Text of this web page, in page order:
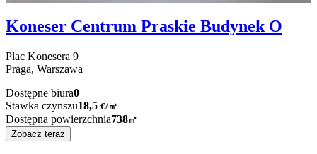
Koneser Centrum Praskie Budynek O
Plac Konesera 9
Praga, Warszawa
Dostępne biura0
Stawka czynszu18,5 €/㎡
Dostępna powierzchnia738㎡
Zobacz teraz